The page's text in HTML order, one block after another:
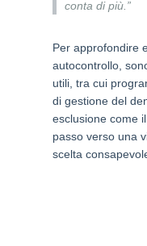
conta di più.”
Per approfondire
autocontrollo,
utili, tra cui
di gestione del
esclusione come
passo verso una
scelta